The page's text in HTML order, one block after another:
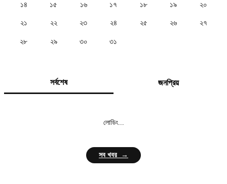
১৪ ১৫ ১৬ ১৭ ১৮ ১৯ ২০
২১ ২২ ২৩ ২৪ ২৫ ২৬ ২৭
২৮ ২৯ ৩০ ৩১
সর্বশেষ জনপ্রিয়
লোডিং...
সব খবর →